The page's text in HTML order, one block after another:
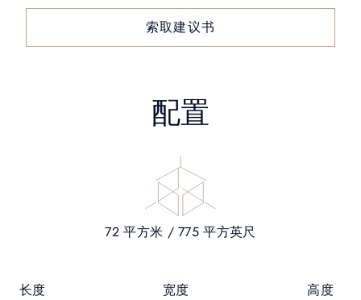
索取建议书
配置
72 平方米 / 775 平方英尺
长度
宽度
高度